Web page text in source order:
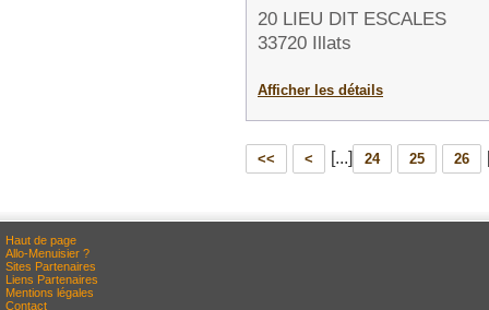
20 LIEU DIT ESCALES
33720 Illats
Afficher les détails
<< < [...] 24 25 26
Haut de page
Allo-Menuisier ?
Sites Partenaires
Liens Partenaires
Mentions légales
Contact